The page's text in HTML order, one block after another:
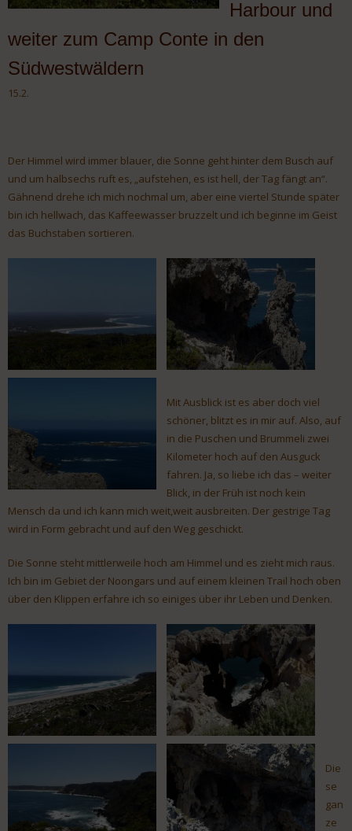
Harbour und
weiter zum Camp Conte in den
Südwestwäldern
15.2.
Der Himmel wird immer blauer, die Sonne geht hinter dem Busch auf
und um halbsechs ruft es, „aufstehen, es ist hell, der Tag fängt an“.
Gähnend drehe ich mich nochmal um, aber eine viertel Stunde später
bin ich hellwach, das Kaffeewasser bruzzelt und ich beginne im Geist
das Buchstaben sortieren.
Mit Ausblick ist es aber doch viel
schöner, blitzt es in mir auf. Also, auf
in die Puschen und Brummeli zwei
Kilometer hoch auf den Ausguck
fahren. Ja, so liebe ich das – weiter
Blick, in der Früh ist noch kein
Mensch da und ich kann mich weit,weit ausbreiten. Der gestrige Tag
wird in Form gebracht und auf den Weg geschickt.
Die Sonne steht mittlerweile hoch am Himmel und es zieht mich raus.
Ich bin im Gebiet der Noongars und auf einem kleinen Trail hoch oben
über den Klippen erfahre ich so einiges über ihr Leben und Denken.
Die
se
gan
ze